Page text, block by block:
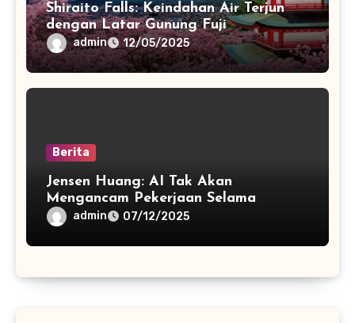
Shiraito Falls: Keindahan Air Terjun
dengan Latar Gunung Fuji
admin 12/05/2025
Berita
Jensen Huang: AI Tak Akan
Mengancam Pekerjaan Selama
Manusia Terus Berinovasi
admin 07/12/2025